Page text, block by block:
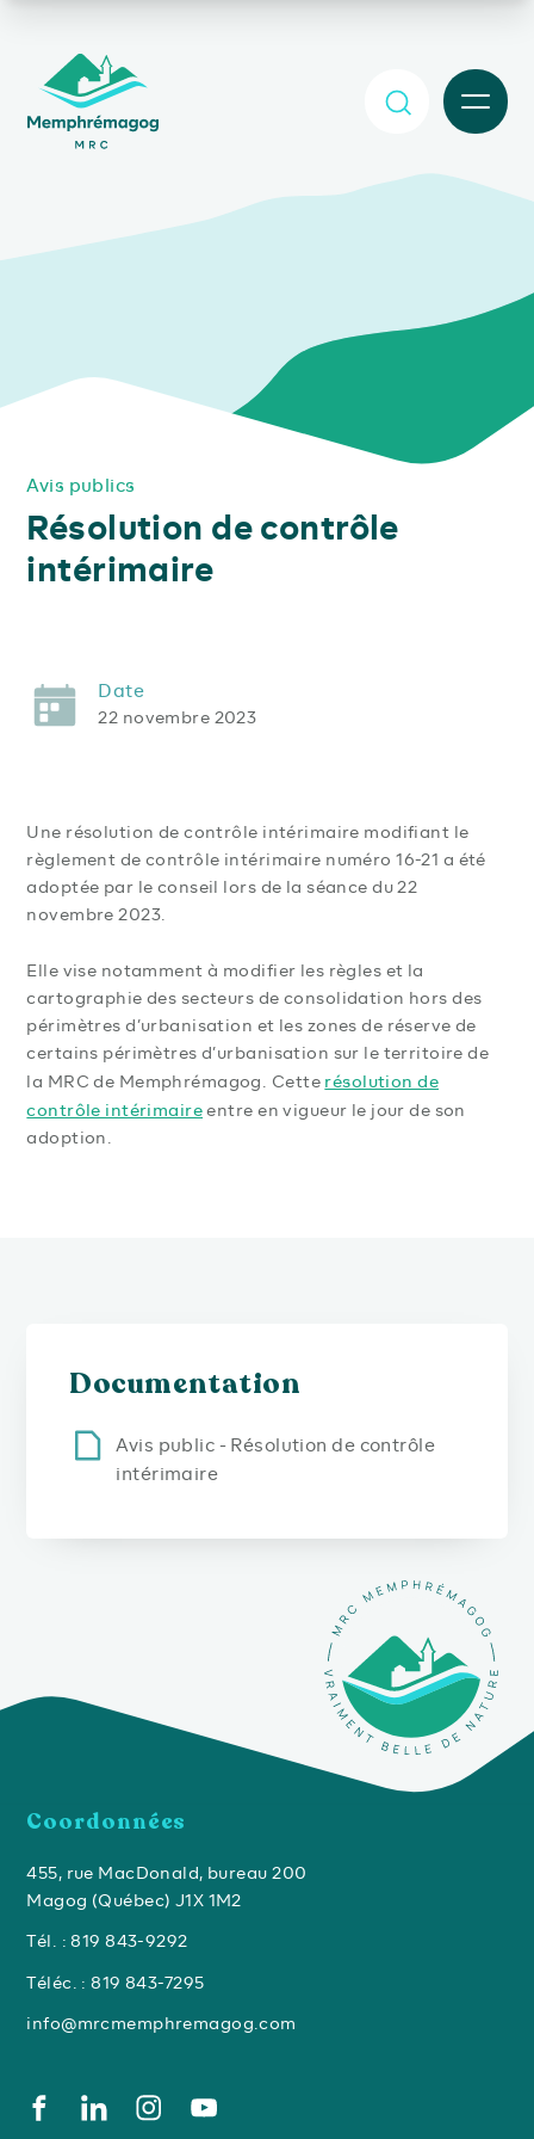
MENU
Avis publics
Résolution de contrôle
intérimaire
Date
22 novembre 2023
Une résolution de contrôle intérimaire modifiant le
règlement de contrôle intérimaire numéro 16-21 a été
adoptée par le conseil lors de la séance du 22
novembre 2023.
Elle vise notamment à modifier les règles et la
cartographie des secteurs de consolidation hors des
périmètres d’urbanisation et les zones de réserve de
certains périmètres d’urbanisation sur le territoire de
la MRC de Memphrémagog. Cette résolution de
contrôle intérimaireentre en vigueur le jour de son
adoption.
Documentation
Avis public - Résolution de contrôle
intérimaire
Coordonnées
455, rue MacDonald, bureau 200
Magog (Québec) J1X 1M2
Tél. : 819 843-9292
Téléc. : 819 843-7295
info@mrcmemphremagog.com